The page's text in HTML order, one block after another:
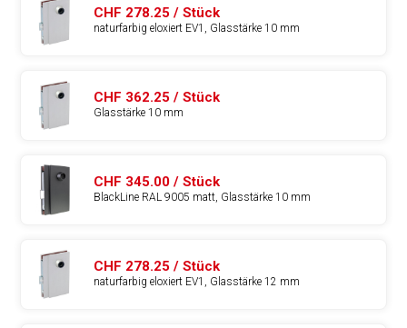
CHF 278.25 / Stück
naturfarbig eloxiert EV1, Glasstärke 10 mm
CHF 362.25 / Stück
Glasstärke 10 mm
CHF 345.00 / Stück
BlackLine RAL 9005 matt, Glasstärke 10 mm
CHF 278.25 / Stück
naturfarbig eloxiert EV1, Glasstärke 12 mm